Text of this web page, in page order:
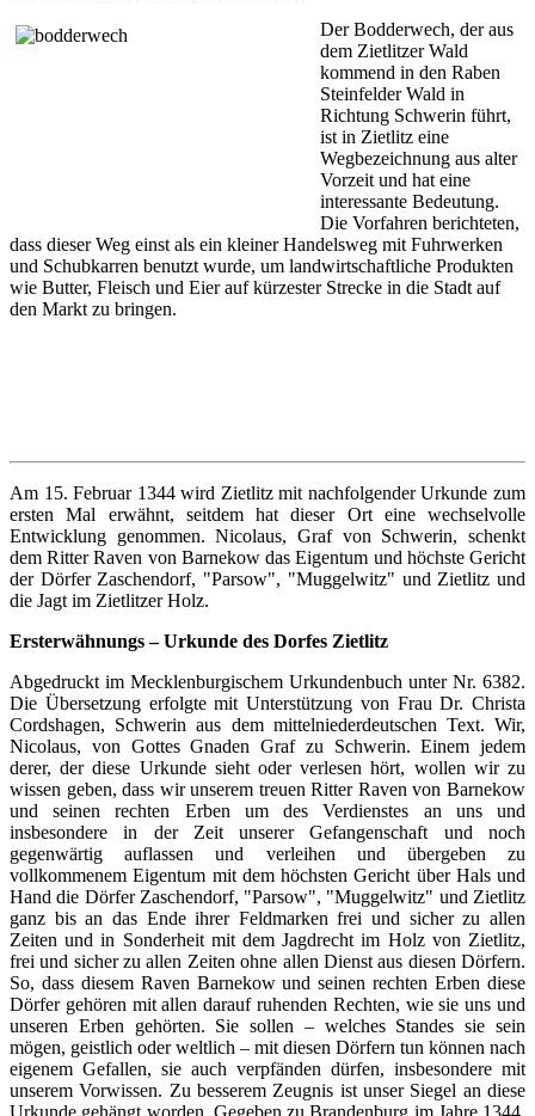
Der Bodderwech, der aus
dem Zietlitzer Wald
kommend in den Raben
Steinfelder Wald in
Richtung Schwerin führt,
ist in Zietlitz eine
Wegbezeichnung aus alter
Vorzeit und hat eine
interessante Bedeutung.
Die Vorfahren berichteten,
dass dieser Weg einst als ein kleiner Handelsweg mit Fuhrwerken
und Schubkarren benutzt wurde, um landwirtschaftliche Produkten
wie Butter, Fleisch und Eier auf kürzester Strecke in die Stadt auf
den Markt zu bringen.
Am 15. Februar 1344 wird Zietlitz mit nachfolgender Urkunde zum
ersten Mal erwähnt, seitdem hat dieser Ort eine wechselvolle
Entwicklung genommen. Nicolaus, Graf von Schwerin, schenkt
dem Ritter Raven von Barnekow das Eigentum und höchste Gericht
der Dörfer Zaschendorf, "Parsow", "Muggelwitz" und Zietlitz und
die Jagt im Zietlitzer Holz.
Ersterwähnungs – Urkunde des Dorfes Zietlitz
Abgedruckt im Mecklenburgischem Urkundenbuch unter Nr. 6382.
Die Übersetzung erfolgte mit Unterstützung von Frau Dr. Christa
Cordshagen, Schwerin aus dem mittelniederdeutschen Text. Wir,
Nicolaus, von Gottes Gnaden Graf zu Schwerin. Einem jedem
derer, der diese Urkunde sieht oder verlesen hört, wollen wir zu
wissen geben, dass wir unserem treuen Ritter Raven von Barnekow
und seinen rechten Erben um des Verdienstes an uns und
insbesondere in der Zeit unserer Gefangenschaft und noch
gegenwärtig auflassen und verleihen und übergeben zu
vollkommenem Eigentum mit dem höchsten Gericht über Hals und
Hand die Dörfer Zaschendorf, "Parsow", "Muggelwitz" und Zietlitz
ganz bis an das Ende ihrer Feldmarken frei und sicher zu allen
Zeiten und in Sonderheit mit dem Jagdrecht im Holz von Zietlitz,
frei und sicher zu allen Zeiten ohne allen Dienst aus diesen Dörfern.
So, dass diesem Raven Barnekow und seinen rechten Erben diese
Dörfer gehören mit allen darauf ruhenden Rechten, wie sie uns und
unseren Erben gehörten. Sie sollen – welches Standes sie sein
mögen, geistlich oder weltlich – mit diesen Dörfern tun können nach
eigenem Gefallen, sie auch verpfänden dürfen, insbesondere mit
unserem Vorwissen. Zu besserem Zeugnis ist unser Siegel an diese
Urkunde gehängt worden. Gegeben zu Brandenburg im Jahre 1344,